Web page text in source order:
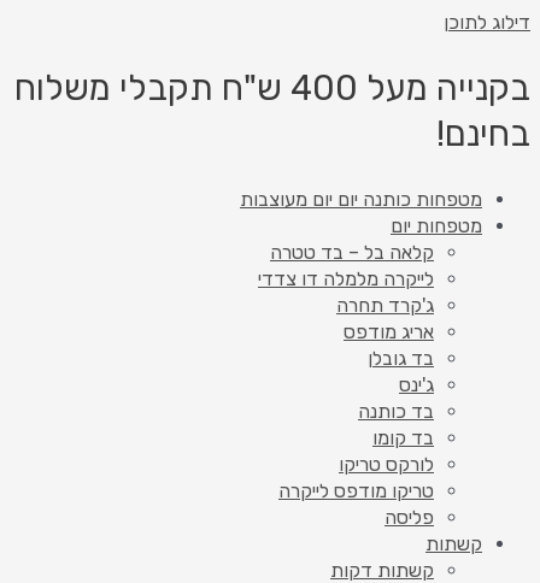
דילוג לתוכן
בקנייה מעל 400 ש"ח תקבלי משלוח
בחינם!
מטפחות כותנה יום יום מעוצבות
מטפחות יום
קלאה בל – בד טטרה
לייקרה מלמלה דו צדדי
ג'קרד תחרה
אריג מודפס
בד גובלן
ג'ינס
בד כותנה
בד קומו
לורקס טריקו
טריקו מודפס לייקרה
פליסה
קשתות
קשתות דקות